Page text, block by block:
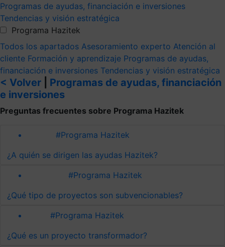
Programas de ayudas, financiación e inversiones
Tendencias y visión estratégica
Programa Hazitek
Todos los apartados Asesoramiento experto Atención al
cliente Formación y aprendizaje Programas de ayudas,
financiación e inversiones Tendencias y visión estratégica
< Volver
Programas de ayudas, financiación
e inversiones
Preguntas frecuentes sobre Programa Hazitek
#Programa Hazitek
¿A quién se dirigen las ayudas Hazitek?
#Programa Hazitek
¿Qué tipo de proyectos son subvencionables?
#Programa Hazitek
¿Qué es un proyecto transformador?